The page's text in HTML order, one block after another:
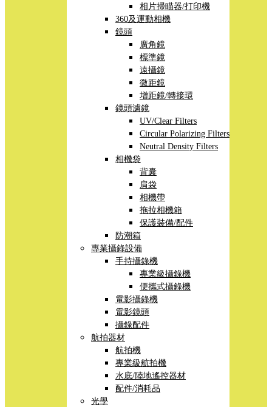
相片掃瞄器/打印機
360及運動相機
鏡頭
廣角鏡
標準鏡
遠攝鏡
微距鏡
增距鏡/轉接環
鏡頭濾鏡
UV/Clear Filters
Circular Polarizing Filters
Neutral Density Filters
相機袋
背囊
肩袋
相機帶
拖拉相機箱
保護裝備/配件
防潮箱
專業攝錄設備
手持攝錄機
專業級攝錄機
便攜式攝錄機
電影攝錄機
電影鏡頭
攝錄配件
航拍器材
航拍機
專業級航拍機
水底/陸地遙控器材
配件/消耗品
光學